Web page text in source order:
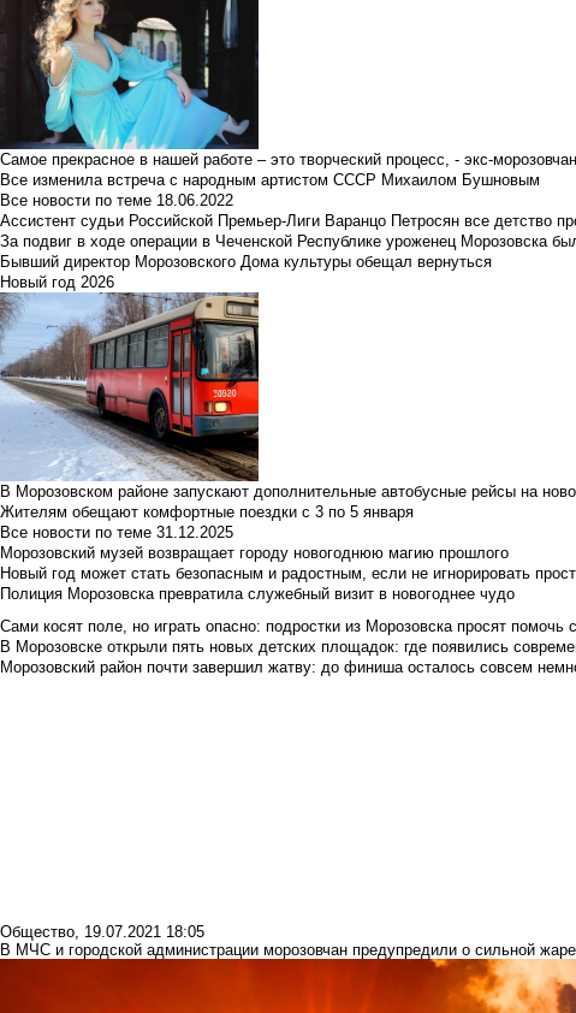
Самое прекрасное в нашей работе – это творческий процесс, - экс-
Все изменила встреча с народным артистом СССР Михаилом Бушновым
Все новости по теме 18.06.2022
Ассистент судьи Российской Премьер-Лиги Варанцо Петросян все детство
За подвиг в ходе операции в Чеченской Республике уроженец Морозовска
Бывший директор Морозовского Дома культуры обещал вернуться
Новый год 2026
В Морозовском районе запускают дополнительные автобусные рейсы на
Жителям обещают комфортные поездки с 3 по 5 января
Все новости по теме 31.12.2025
Морозовский музей возвращает городу новогоднюю магию прошлого
Новый год может стать безопасным и радостным, если не игнорировать
Полиция Морозовска превратила служебный визит в новогоднее чудо
Сами косят поле, но играть опасно: подростки из Морозовска просят помочь
В Морозовске открыли пять новых детских площадок: где появились
Морозовский район почти завершил жатву: до финиша осталось совсем
Общество, 19.07.2021 18:05
В МЧС и городской администрации морозовчан предупредили о сильной